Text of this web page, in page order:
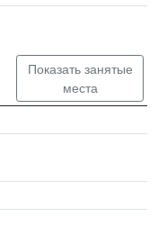
Показать занятые
места